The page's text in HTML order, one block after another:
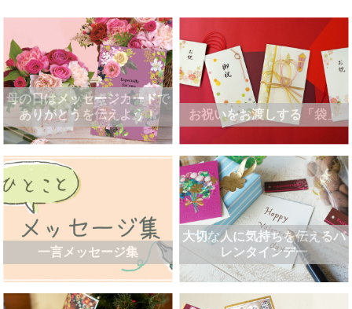
母の日はメッセージカードで
ありがとうを伝えよう！
お祝いをお渡しする「袋」
一言メッセージ集
大切な人に気持ちを伝えるバ
レンタインデー